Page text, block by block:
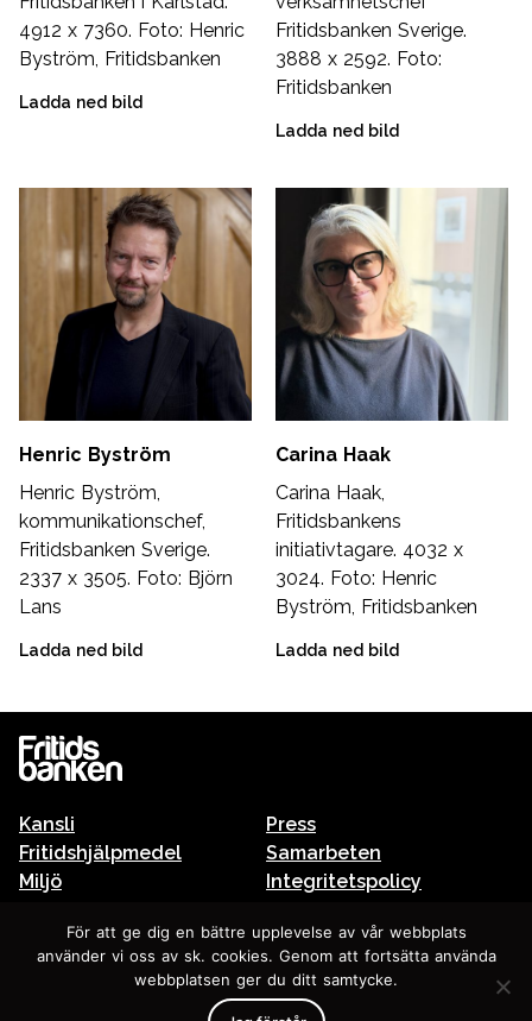
4912 x 7360. Foto: Henric
Byström, Fritidsbanken
Ladda ned bild
Fritidsbanken Sverige.
3888 x 2592. Foto:
Fritidsbanken
Ladda ned bild
Henric Byström
Henric Byström,
kommunikationschef,
Fritidsbanken Sverige.
2337 x 3505. Foto: Björn
Lans
Ladda ned bild
Carina Haak
Carina Haak,
Fritidsbankens
initiativtagare. 4032 x
3024. Foto: Henric
Byström, Fritidsbanken
Ladda ned bild
Kansli
Press
Fritidshjälpmedel
Samarbeten
Miljö
Integritetspolicy
In english
För att ge dig en bättre upplevelse av vår webbplats
använder vi oss av sk. cookies. Genom att fortsätta använda
webbplatsen ger du ditt samtycke.